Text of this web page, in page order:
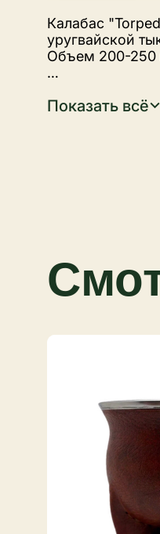
Калабас
уругвайской
Объем 200-250
Дизайн и
Кожаная
Тыквенная
аутентичными
Уход и
Перед первым
матепития
Рекомендуем
YERBIX —
Показать всё